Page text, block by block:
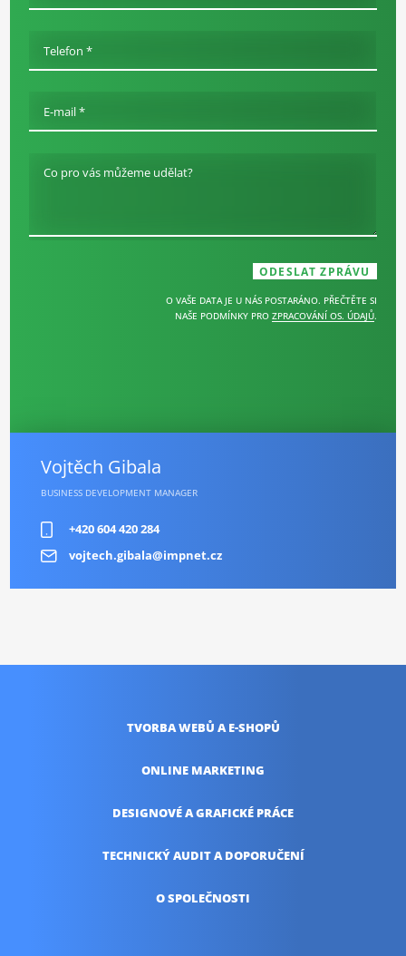
Telefon *
E-mail *
Co pro vás můžeme udělat?
O VAŠE DATA JE U NÁS POSTARÁNO. PŘEČTĚTE SI
NAŠE PODMÍNKY PRO ZPRACOVÁNÍ OS. ÚDAJŮ.
Vojtěch Gibala
BUSINESS DEVELOPMENT MANAGER
+420 604 420 284
vojtech.gibala@impnet.cz
TVORBA WEBŮ A E-SHOPŮ
ONLINE MARKETING
DESIGNOVÉ AGRAFICKÉ PRÁCE
TECHNICKÝ AUDITA DOPORUČENÍ
O SPOLEČNOSTI